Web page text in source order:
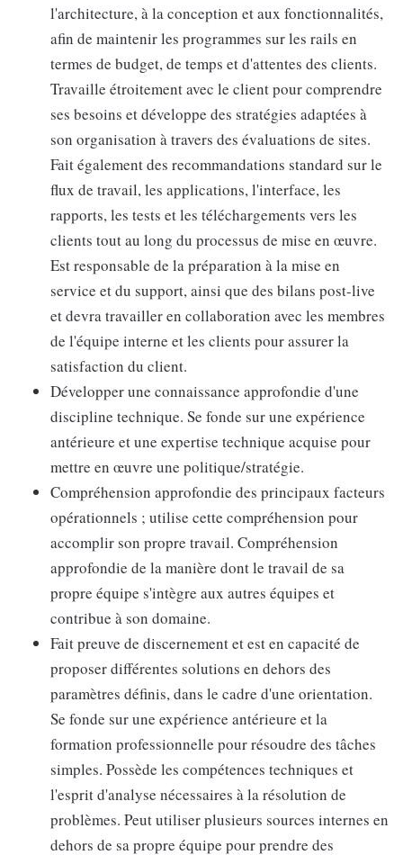
l'architecture, à la conception et aux fonctionnalités,
afin de maintenir les programmes sur les rails en
termes de budget, de temps et d'attentes des clients.
Travaille étroitement avec le client pour comprendre
ses besoins et développe des stratégies adaptées à
son organisation à travers des évaluations de sites.
Fait également des recommandations standard sur le
flux de travail, les applications, l'interface, les
rapports, les tests et les téléchargements vers les
clients tout au long du processus de mise en œuvre.
Est responsable de la préparation à la mise en
service et du support, ainsi que des bilans post-live
et devra travailler en collaboration avec les membres
de l'équipe interne et les clients pour assurer la
satisfaction du client.
Développer une connaissance approfondie d'une
discipline technique. Se fonde sur une expérience
antérieure et une expertise technique acquise pour
mettre en œuvre une politique/stratégie.
Compréhension approfondie des principaux facteurs
opérationnels ; utilise cette compréhension pour
accomplir son propre travail. Compréhension
approfondie de la manière dont le travail de sa
propre équipe s'intègre aux autres équipes et
contribue à son domaine.
Fait preuve de discernement et est en capacité de
proposer différentes solutions en dehors des
paramètres définis, dans le cadre d'une orientation.
Se fonde sur une expérience antérieure et la
formation professionnelle pour résoudre des tâches
simples. Possède les compétences techniques et
l'esprit d'analyse nécessaires à la résolution de
problèmes. Peut utiliser plusieurs sources internes en
dehors de sa propre équipe pour prendre des